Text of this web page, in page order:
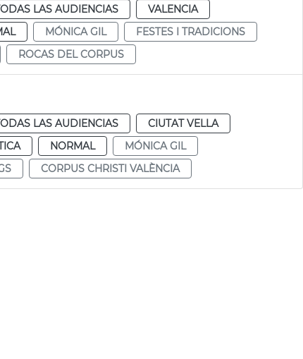
LAS AUDIENCIAS
VALENCIA
MÓNICA GIL
FESTES I TRADICIONS
ROCAS DEL CORPUS
LAS AUDIENCIAS
CIUTAT VELLA
NORMAL
MÓNICA GIL
CORPUS CHRISTI VALÈNCIA